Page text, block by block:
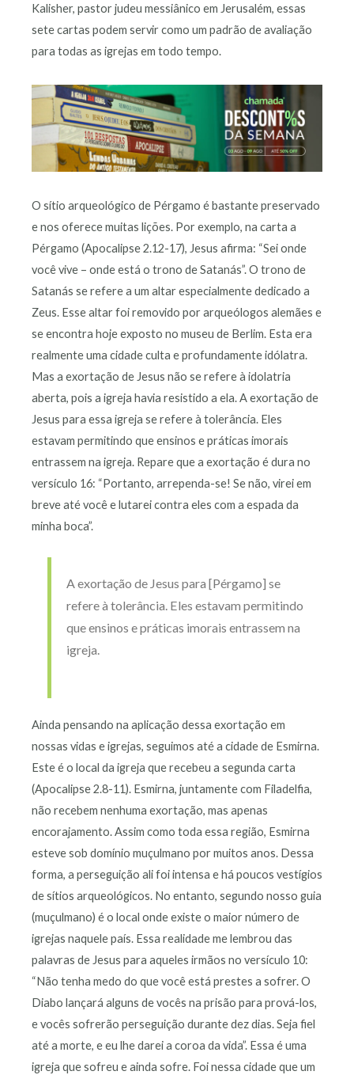
Kalisher, pastor judeu messiânico em Jerusalém, essas
sete cartas podem servir como um padrão de avaliação
para todas as igrejas em todo tempo.
O sítio arqueológico de Pérgamo é bastante preservado
e nos oferece muitas lições. Por exemplo, na carta a
Pérgamo (Apocalipse 2.12-17), Jesus afirma: “Sei onde
você vive – onde está o trono de Satanás”. O trono de
Satanás se refere a um altar especialmente dedicado a
Zeus. Esse altar foi removido por arqueólogos alemães e
se encontra hoje exposto no museu de Berlim. Esta era
realmente uma cidade culta e profundamente idólatra.
Mas a exortação de Jesus não se refere à idolatria
aberta, pois a igreja havia resistido a ela. A exortação de
Jesus para essa igreja se refere à tolerância. Eles
estavam permitindo que ensinos e práticas imorais
entrassem na igreja. Repare que a exortação é dura no
versículo 16: “Portanto, arrependa-se! Se não, virei em
breve até você e lutarei contra eles com a espada da
minha boca”.
A exortação de Jesus para [Pérgamo] se
refere à tolerância. Eles estavam permitindo
que ensinos e práticas imorais entrassem na
igreja.
Ainda pensando na aplicação dessa exortação em
nossas vidas e igrejas, seguimos até a cidade de Esmirna.
Este é o local da igreja que recebeu a segunda carta
(Apocalipse 2.8-11). Esmirna, juntamente com Filadelfia,
não recebem nenhuma exortação, mas apenas
encorajamento. Assim como toda essa região, Esmirna
esteve sob domínio muçulmano por muitos anos. Dessa
forma, a perseguição ali foi intensa e há poucos vestígios
de sítios arqueológicos. No entanto, segundo nosso guia
(muçulmano) é o local onde existe o maior número de
igrejas naquele país. Essa realidade me lembrou das
palavras de Jesus para aqueles irmãos no versículo 10:
“Não tenha medo do que você está prestes a sofrer. O
Diabo lançará alguns de vocês na prisão para prová-los,
e vocês sofrerão perseguição durante dez dias. Seja fiel
até a morte, e eu lhe darei a coroa da vida”. Essa é uma
igreja que sofreu e ainda sofre. Foi nessa cidade que um